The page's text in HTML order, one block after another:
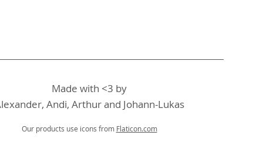
Made with <3 by
Andi, Arthur and Johann-Lukas
Our products use icons from Flaticon.com